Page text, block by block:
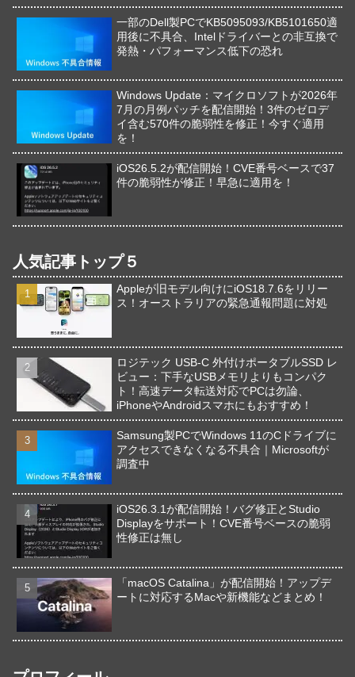
一部のDell製PCでKB5095093/KB5101650適
用後に不具合、Intelドライバーとの非互換で
発熱・パフォーマンス低下の恐れ
Windows Update：マイクロソフトが2026年
7月の月例パッチを配信開始！3件のゼロデ
イ含む570件の脆弱性を修正！今すぐ適用
を！
iOS26.5.2が配信開始！CVE番号ベースで37
件の脆弱性が修正！早急に適用を！
人気記事トップ５
Appleが旧モデル向けにiOS18.7.6をリリー
ス！オーストラリアの緊急通報問題に対処
ロジテック USB-C 外付けポータブルSSD レ
ビュー：下手なUSBメモリよりもコンパク
ト！高速データ転送対応でPCは勿論、
iPhoneやAndroidスマホにもおすすめ！
Samsung製PCでWindows 11のCドライブに
アクセスできなくなる不具合｜Microsoftが
調査中
iOS26.3.1が配信開始！バグ修正とStudio
Displayをサポート！CVE番号ベースの脆弱
性修正は無し
「macOS Catalina」が配信開始！アップデ
ートに対応するMacや新機能などまとめ！